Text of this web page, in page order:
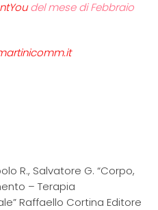
del mese di Febbraio
R., Salvatore G. “Corpo,
– Terapia
Raffaello Cortina Editore